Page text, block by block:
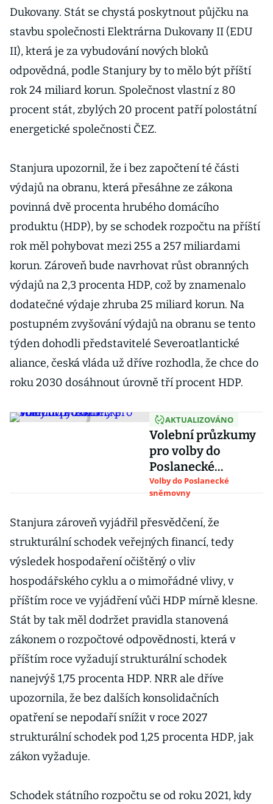
Dukovany. Stát se chystá poskytnout půjčku na
stavbu společnosti Elektrárna Dukovany II (EDU
II), která je za vybudování nových bloků
odpovědná, podle Stanjury by to mělo být příští
rok 24 miliard korun. Společnost vlastní z 80
procent stát, zbylých 20 procent patří polostátní
energetické společnosti ČEZ.
Stanjura upozornil, že i bez započtení té části
výdajů na obranu, která přesáhne ze zákona
povinná dvě procenta hrubého domácího
produktu (HDP), by se schodek rozpočtu na příští
rok měl pohybovat mezi 255 a 257 miliardami
korun. Zároveň bude navrhovat růst obranných
výdajů na 2,3 procenta HDP, což by znamenalo
dodatečné výdaje zhruba 25 miliard korun. Na
postupném zvyšování výdajů na obranu se tento
týden dohodli představitelé Severoatlantické
aliance, česká vláda už dříve rozhodla, že chce do
roku 2030 dosáhnout úrovně tří procent HDP.
AKTUALIZOVÁNO
Volební průzkumy
pro volby do
Poslanecké
sněmovny 2025
Volby do Poslanecké
sněmovny
Stanjura zároveň vyjádřil přesvědčení, že
strukturální schodek veřejných financí, tedy
výsledek hospodaření očištěný o vliv
hospodářského cyklu a o mimořádné vlivy, v
příštím roce ve vyjádření vůči HDP mírně klesne.
Stát by tak měl dodržet pravidla stanovená
zákonem o rozpočtové odpovědnosti, která v
příštím roce vyžadují strukturální schodek
nanejvýš 1,75 procenta HDP. NRR ale dříve
upozornila, že bez dalších konsolidačních
opatření se nepodaří snížit v roce 2027
strukturální schodek pod 1,25 procenta HDP, jak
zákon vyžaduje.
Schodek státního rozpočtu se od roku 2021, kdy